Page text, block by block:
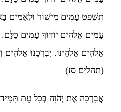
תִשְׁפֹּט עַמִּים מִישׁוֹר וּלְאֻמִּים
עַמִּים אֱלֹהִים יוֹדוּךָ עַמִּים כֻּלָּם.
אֱלֹהִים אֱלֹהֵינוּ. יְבָרְכֵנוּ אֱלֹהִים
(תהלים סז)
אֲבָרְכָה אֶת יְהֹוָה בְּכָל עֵת